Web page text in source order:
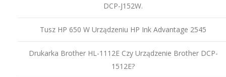
DCP-J152W.
Tusz HP 650 W Urządzeniu HP Ink Advantage 2545
Drukarka Brother HL-1112E Czy Urządzenie Brother DCP-
1512E?